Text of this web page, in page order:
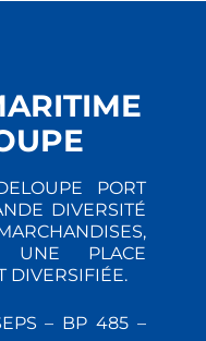
PORT
DIVERSITÉ
UNE PLACE
DIVERSIFIÉE.
– BP 485 –